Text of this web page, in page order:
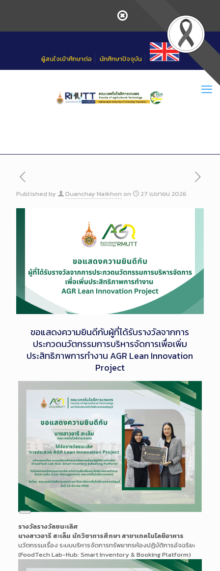
ผู้สนใจเข้าศึกษาต่อ นักศึกษาปัจจุบัน
Published by Duanchay Naikhon on 27 เมษายน 2026
ขอแสดงความยินดีกับผู้ที่ได้รับรางวัลจากการ
ประกวดนวัตกรรมการบริหารจัดการเพื่อเพิ่ม
ประสิทธิภาพการทำงาน AGR Lean Innovation
Project
Long
Description
รางวัลรางวัลชนะเลิศ
นางสาวอารี สะเล็ม นักวิชาการศึกษา สาขาเทคโนโลยีอาหาร
นวัตกรรมเรื่อง ระบบบริหารจัดการทรัพยากรห้องปฏิบัติการอัจฉริยะ
(FoodTech Lab-Hub: Smart Inventory & Booking Platform)